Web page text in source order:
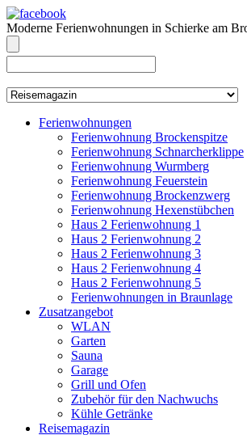
Moderne Ferienwohnungen in Schierke am
Ferienwohnungen
Ferienwohnung Brockenspitze
Ferienwohnung Schnarcherklippe
Ferienwohnung Wurmberg
Ferienwohnung Feuerstein
Ferienwohnung Brockenzwerg
Ferienwohnung Hexenstübchen
Haus 2 Ferienwohnung 1
Haus 2 Ferienwohnung 2
Haus 2 Ferienwohnung 3
Haus 2 Ferienwohnung 4
Haus 2 Ferienwohnung 5
Ferienwohnungen in Braunlage
Zusatzangebot
WLAN
Garten
Sauna
Garage
Grill und Ofen
Zubehör für den Nachwuchs
Kühle Getränke
Reisemagazin